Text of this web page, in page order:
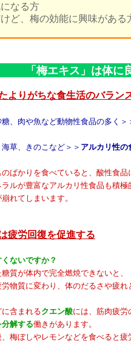
なる方
ど、梅の効能に興味がある
「梅エキス」は体
よりがちな食生活のバラン
や魚など動物性食品の多く＞
、きのこなど＞＞ アルカリ性の
りを食べていると、酸性食品に
豊富なアルカリ性食品も積極的
てしまいます。
疲労回復を促進する
ないですか？
体内で完全燃焼できないと、
変わり、体のだるさや疲れと
まれるクエン酸には、筋肉疲労
解する働きがあります。
しやレモンなどを食べると疲労